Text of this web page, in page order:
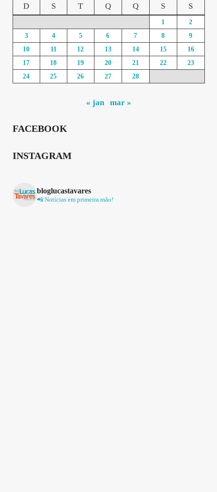
D S T Q Q S S
1
2
3
4 5 6 7 8
9
10
11 12 13 14 15
16
17
18 19 20 21 22
23
24
25 26 27 28
« jan mar »
FACEBOOK
INSTAGRAM
bloglucastavares
📲 Notícias em primeira mão!